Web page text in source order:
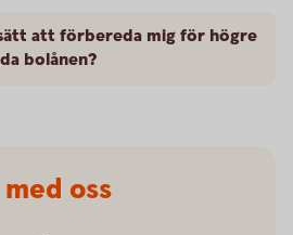
att förbereda mig för högre
bolånen?
oss